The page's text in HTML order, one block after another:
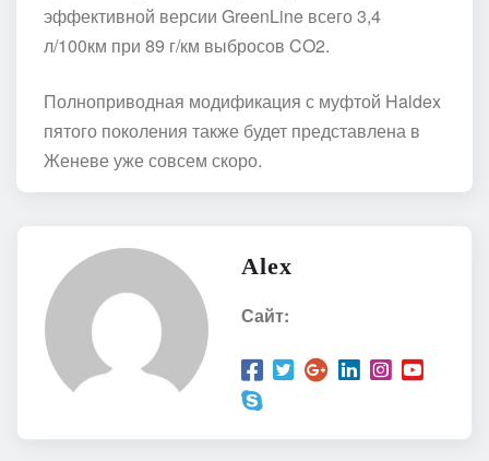
эффективной версии GreenLine всего 3,4
л/100км при 89 г/км выбросов CO2.
Полноприводная модификация с муфтой Haldex
пятого поколения также будет представлена в
Женеве уже совсем скоро.
Alex
Сайт: